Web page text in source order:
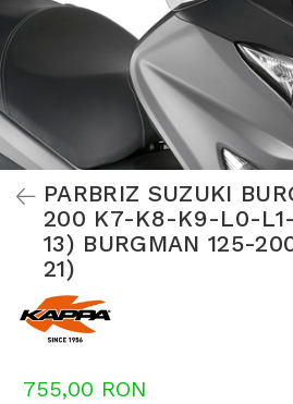
PARBRIZ SUZUKI
200 K7-K8-K9-L0-
13) BURGMAN 125-
21)
755,00 RON